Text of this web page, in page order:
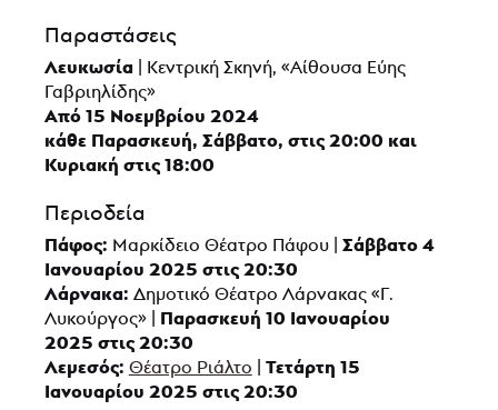
Παραστάσεις
Λευκωσία | Κεντρική Σκηνή, «Αίθουσα Εύης
Γαβριηλίδης»
Από 15 Νοεμβρίου 2024
κάθε Παρασκευή, Σάββατο, στις 20:00 και
Κυριακή στις 18:00
Περιοδεία
Πάφος: Μαρκίδειο Θέατρο Πάφου | Σάββατο 4
Ιανουαρίου 2025 στις 20:30
Λάρνακα: Δημοτικό Θέατρο Λάρνακας «Γ.
Λυκούργος» | Παρασκευή 10 Ιανουαρίου
2025 στις 20:30
Λεμεσός: Θέατρο Ριάλτο | Τετάρτη 15
Ιανουαρίου 2025 στις 20:30